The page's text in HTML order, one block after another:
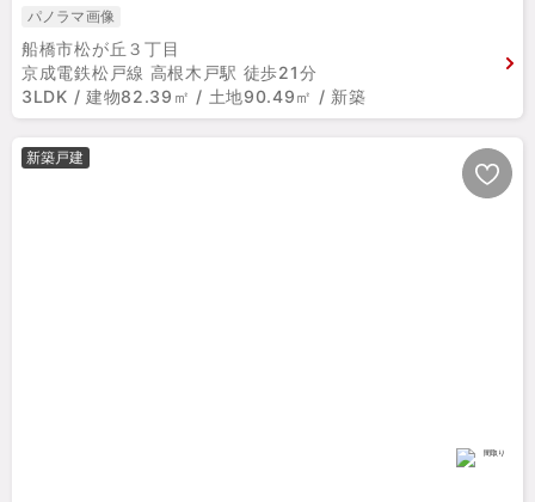
パノラマ画像
船橋市松が丘３丁目
京成電鉄松戸線 高根木戸駅 徒歩21分
3LDK / 建物82.39㎡ / 土地90.49㎡ / 新築
新築戸建